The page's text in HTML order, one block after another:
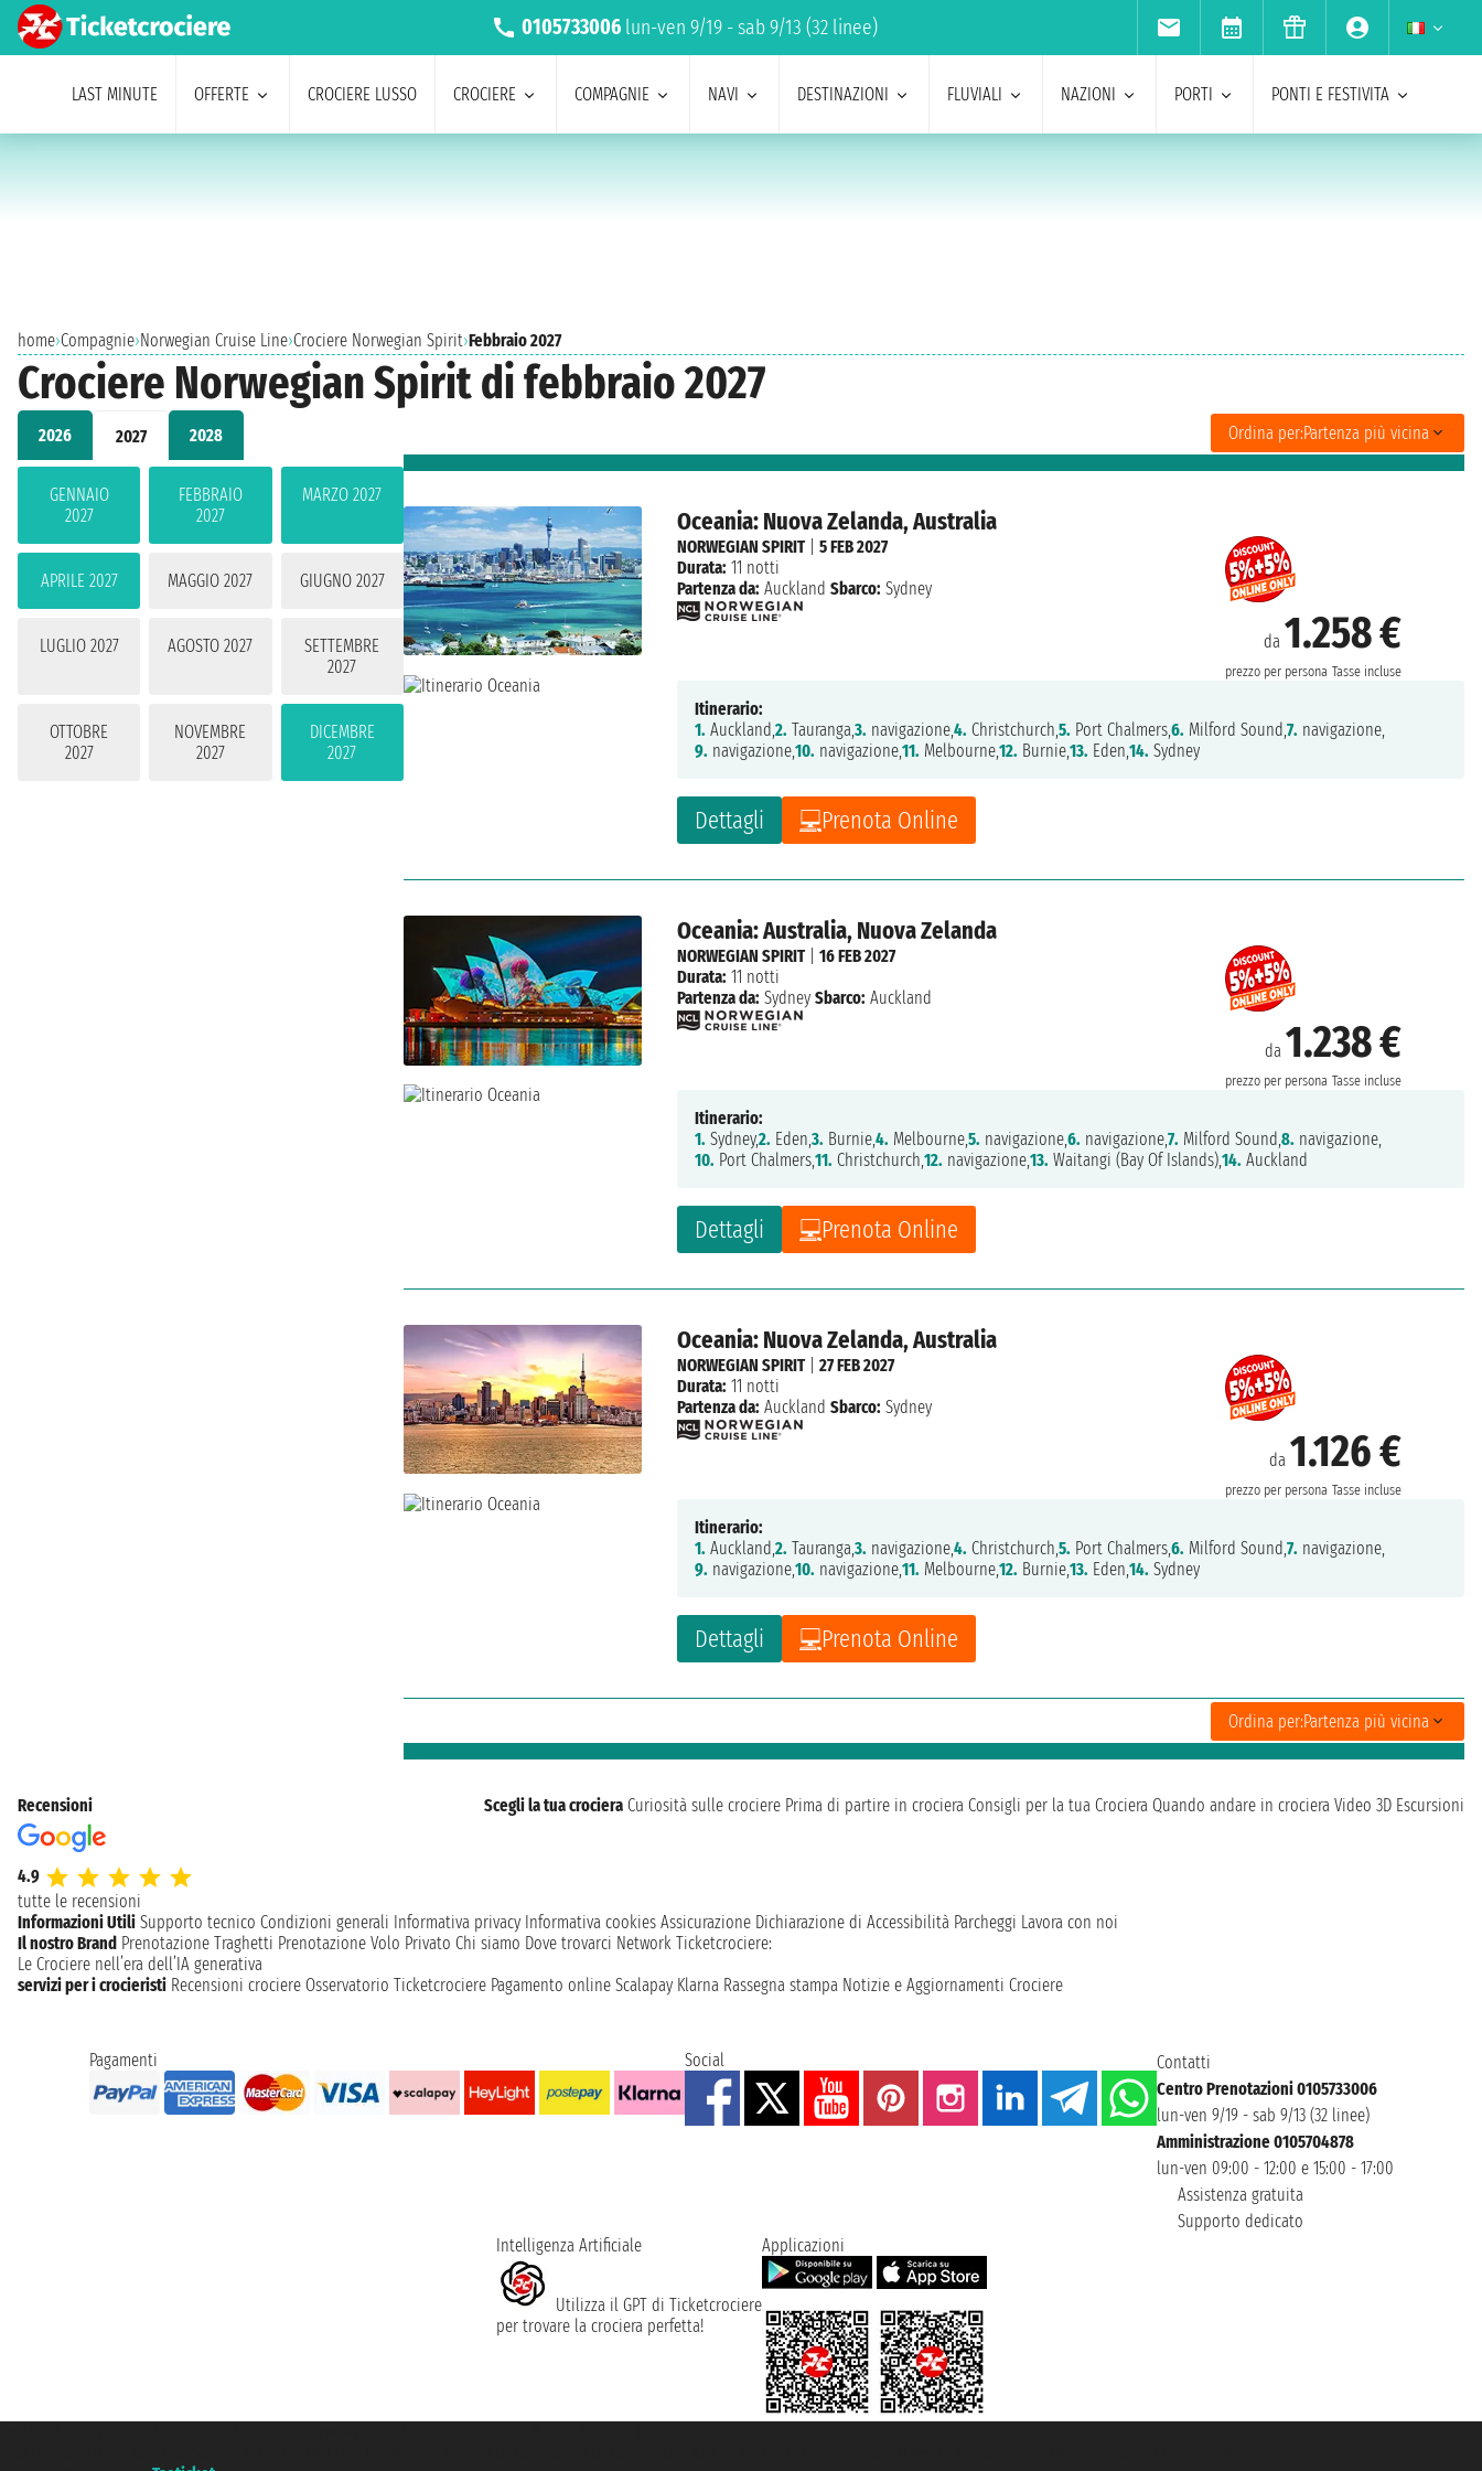
0105733006 lun-ven 9/19 - sab 9/13 (32 linee)
LAST MINUTE OFFERTE CROCIERE LUSSO CROCIERE COMPAGNIE NAVI DESTINAZIONI FLUVIALI NAZIONI PORTI PONTI E FESTIVITA
home›Compagnie›Norwegian Cruise Line›Crociere Norwegian Spirit›Febbraio 2027
Crociere Norwegian Spirit di febbraio 2027
2026 2027 2028
GENNAIO
2027
FEBBRAIO
2027
MARZO 2027
APRILE 2027 MAGGIO 2027 GIUGNO 2027
LUGLIO 2027 AGOSTO 2027
SETTEMBRE
2027
OTTOBRE
2027
NOVEMBRE
2027
DICEMBRE
2027
Ordina per:Partenza più vicina
Oceania: Nuova Zelanda, Australia
da 1.258 €
prezzo per persona Tasse incluse
Dettagli Prenota Online
NORWEGIAN SPIRIT|5 FEB 2027
Durata: 11 notti
Partenza da: Auckland Sbarco: Sydney
Itinerario:
1. Auckland,2. Tauranga,3. navigazione,4. Christchurch,5. Port Chalmers,6. Milford Sound,7. navigazione,
9. navigazione,10. navigazione,11. Melbourne,12. Burnie,13. Eden,14. Sydney
Oceania: Australia, Nuova Zelanda
da 1.238 €
prezzo per persona Tasse incluse
Dettagli Prenota Online
NORWEGIAN SPIRIT|16 FEB 2027
Durata: 11 notti
Partenza da: Sydney Sbarco: Auckland
Itinerario:
1. Sydney,2. Eden,3. Burnie,4. Melbourne,5. navigazione,6. navigazione,7. Milford Sound,8. navigazione,
10. Port Chalmers,11. Christchurch,12. navigazione,13. Waitangi (Bay Of Islands),14. Auckland
Oceania: Nuova Zelanda, Australia
da 1.126 €
prezzo per persona Tasse incluse
Dettagli Prenota Online
NORWEGIAN SPIRIT|27 FEB 2027
Durata: 11 notti
Partenza da: Auckland Sbarco: Sydney
Itinerario:
1. Auckland,2. Tauranga,3. navigazione,4. Christchurch,5. Port Chalmers,6. Milford Sound,7. navigazione,
9. navigazione,10. navigazione,11. Melbourne,12. Burnie,13. Eden,14. Sydney
Ordina per:Partenza più vicina
Recensioni
4.9
tutte le recensioni
Scegli la tua crociera Curiosità sulle crociere Prima di partire in crociera Consigli per la tua Crociera Quando andare in crociera Video 3D Escursioni
Informazioni Utili Supporto tecnico Condizioni generali Informativa privacy Informativa cookies Assicurazione Dichiarazione di Accessibilità Parcheggi Lavora con noi
Il nostro Brand Prenotazione Traghetti Prenotazione Volo Privato Chi siamo Dove trovarci Network Ticketcrociere:
Le Crociere nell’era dell’IA generativa
servizi per i crocieristi Recensioni crociere Osservatorio Ticketcrociere Pagamento online Scalapay Klarna Rassegna stampa Notizie e Aggiornamenti Crociere
Pagamenti Social
Contatti
Centro Prenotazioni 0105733006
lun-ven 9/19 - sab 9/13 (32 linee)
Amministrazione 0105704878
lun-ven 09:00 - 12:00 e 15:00 - 17:00
Assistenza gratuita
Supporto dedicato
Intelligenza Artificiale
Utilizza il GPT di Ticketcrociere
per trovare la crociera perfetta!
Applicazioni